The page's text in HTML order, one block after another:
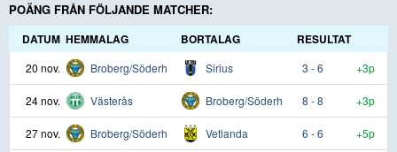
POÄNG FRÅN FÖLJANDE MATCHER:
DATUM HEMMALAG BORTALAG RESULTAT
20 nov. Broberg/Söderh Sirius 3 - 6 +3p
24 nov. Västerås Broberg/Söderh 8 - 8 +3p
27 nov. Broberg/Söderh Vetlanda 6 - 6 +5p